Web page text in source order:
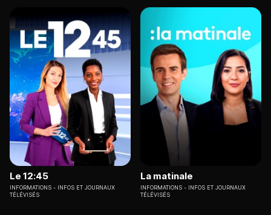
Le 12:45
INFORMATIONS
INFOS ET JOURNAUX
TÉLÉVISÉS
La matinale
INFORMATIONS
INFOS ET JOURNAUX
TÉLÉVISÉS